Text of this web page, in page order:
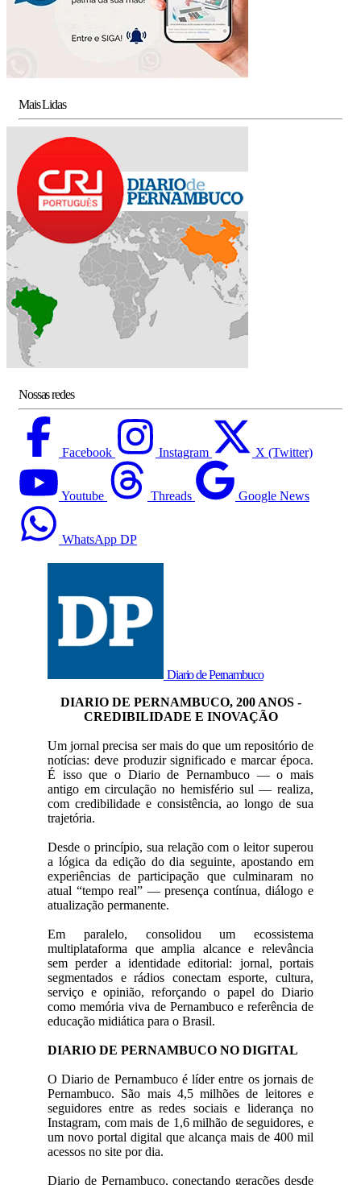
Mais Lidas
Nossas redes
Facebook Instagram X (Twitter)
Youtube Threads Google News
WhatsApp DP
Diario de Pernambuco
DIARIO DE PERNAMBUCO, 200 ANOS -
CREDIBILIDADE E INOVAÇÃO
Um jornal precisa ser mais do que um repositório de
notícias: deve produzir significado e marcar época.
É isso que o Diario de Pernambuco — o mais
antigo em circulação no hemisfério sul — realiza,
com credibilidade e consistência, ao longo de sua
trajetória.
Desde o princípio, sua relação com o leitor superou
a lógica da edição do dia seguinte, apostando em
experiências de participação que culminaram no
atual “tempo real” — presença contínua, diálogo e
atualização permanente.
Em paralelo, consolidou um ecossistema
multiplataforma que amplia alcance e relevância
sem perder a identidade editorial: jornal, portais
segmentados e rádios conectam esporte, cultura,
serviço e opinião, reforçando o papel do Diario
como memória viva de Pernambuco e referência de
educação midiática para o Brasil.
DIARIO DE PERNAMBUCO NO DIGITAL
O Diario de Pernambuco é líder entre os jornais de
Pernambuco. São mais 4,5 milhões de leitores e
seguidores entre as redes sociais e liderança no
Instagram, com mais de 1,6 milhão de seguidores, e
um novo portal digital que alcança mais de 400 mil
acessos no site por dia.
Diario de Pernambuco, conectando gerações desde